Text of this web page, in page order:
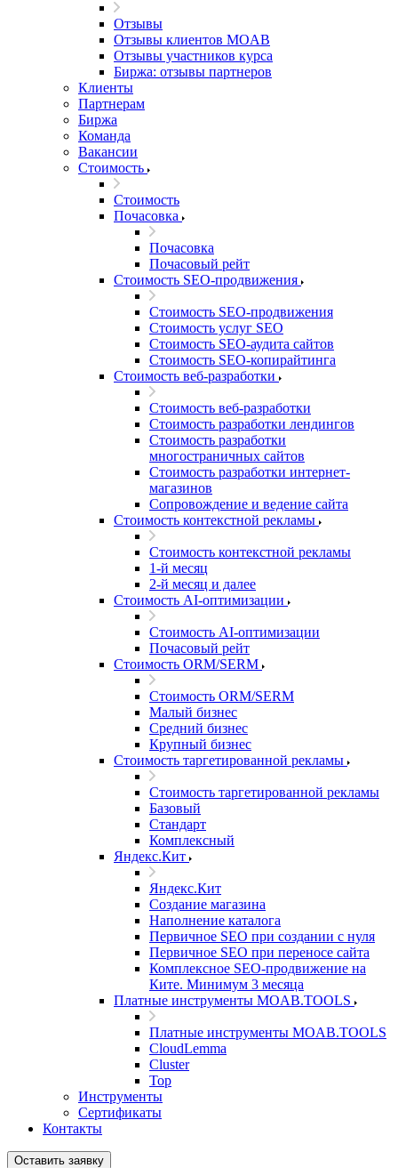
Отзывы
Отзывы клиентов MOAB
Отзывы участников курса
Биржа: отзывы партнеров
Клиенты
Партнерам
Биржа
Команда
Вакансии
Стоимость
Стоимость
Почасовка
Почасовка
Почасовый рейт
Стоимость SEO-продвижения
Стоимость SEO-продвижения
Стоимость услуг SEO
Стоимость SEO-аудита сайтов
Стоимость SEO-копирайтинга
Стоимость веб-разработки
Стоимость веб-разработки
Стоимость разработки лендингов
Стоимость разработки
многостраничных сайтов
Стоимость разработки интернет-
магазинов
Сопровождение и ведение сайта
Стоимость контекстной рекламы
Стоимость контекстной рекламы
1-й месяц
2-й месяц и далее
Стоимость AI-оптимизации
Стоимость AI-оптимизации
Почасовый рейт
Стоимость ORM/SERM
Стоимость ORM/SERM
Малый бизнес
Средний бизнес
Крупный бизнес
Стоимость таргетированной рекламы
Стоимость таргетированной рекламы
Базовый
Стандарт
Комплексный
Яндекс.Кит
Яндекс.Кит
Создание магазина
Наполнение каталога
Первичное SEO при создании с нуля
Первичное SEO при переносе сайта
Комплексное SEO-продвижение на
Ките. Минимум 3 месяца
Платные инструменты MOAB.TOOLS
Платные инструменты MOAB.TOOLS
CloudLemma
Cluster
Top
Инструменты
Сертификаты
Контакты
Оставить заявку